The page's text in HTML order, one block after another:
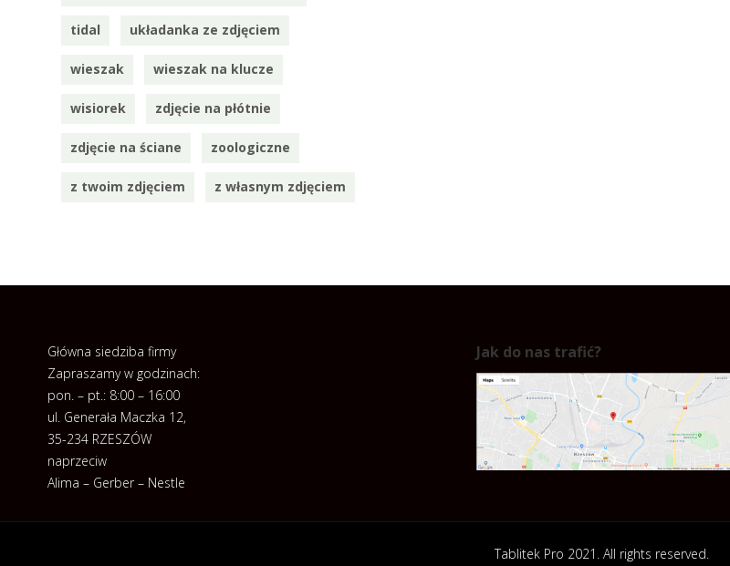
tidal układanka ze zdjęciem
wieszak wieszak na klucze
wisiorek zdjęcie na płótnie
zdjęcie na ściane zoologiczne
z twoim zdjęciem z własnym zdjęciem
Główna siedziba firmy
Zapraszamy w godzinach:
pon. – pt.: 8:00 – 16:00
ul. Generała Maczka 12,
35-234 RZESZÓW
naprzeciw
Alima – Gerber – Nestle
Jak do nas trafić?
Tablitek Pro 2021. All rights reserved.